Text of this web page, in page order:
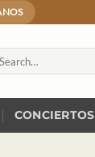
CONCIERTOS